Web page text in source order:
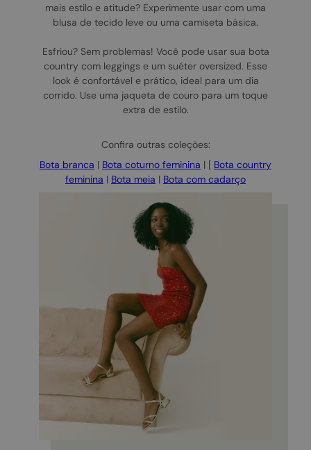
mais estilo e atitude? Experimente usar com uma
blusa de tecido leve ou uma camiseta básica.
Esfriou? Sem problemas! Você pode usar sua bota
country com leggings e um suéter oversized. Esse
look é confortável e prático, ideal para um dia
corrido. Use uma jaqueta de couro para um toque
extra de estilo.
Confira outras coleções:
Bota branca | Bota coturno feminina | [ Bota country
feminina | Bota meia | Bota com cadarço